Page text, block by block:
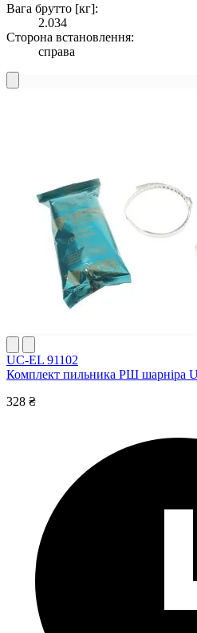
Вага брутто [кг]:
2.034
Сторона встановлення:
справа
UC-EL 91102
Комплект пильника РШ шарніра
328 ₴